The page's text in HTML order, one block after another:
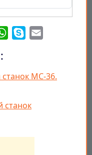
WhatsApp
Skype
МС-36.
станок